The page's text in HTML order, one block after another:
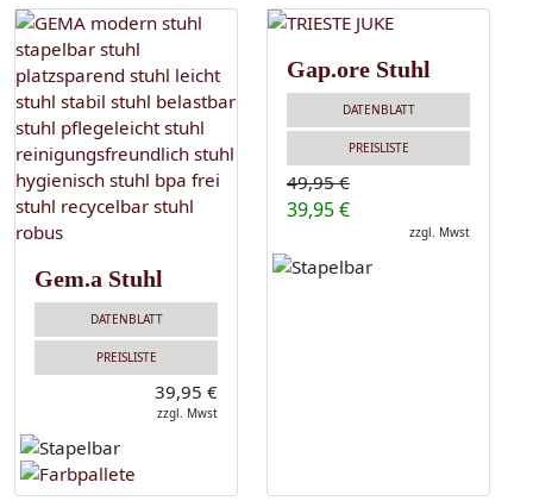
Gem.a Stuhl
DATENBLATT
PREISLISTE
39,95 €
zzgl. Mwst
Gap.ore Stuhl
DATENBLATT
PREISLISTE
49,95 €
39,95 €
zzgl. Mwst